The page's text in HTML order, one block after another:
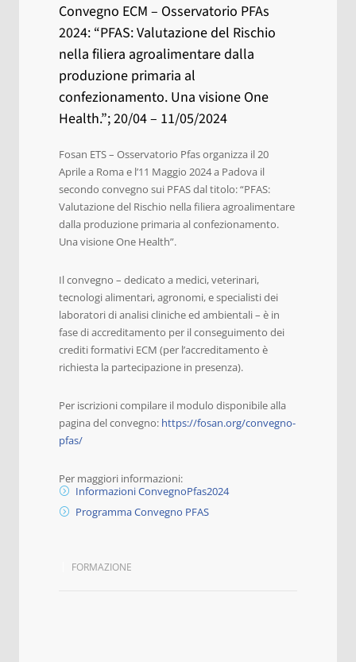
Convegno ECM – Osservatorio PFAs
2024: “PFAS: Valutazione del Rischio
nella filiera agroalimentare dalla
produzione primaria al
confezionamento. Una visione One
Health.”; 20/04 – 11/05/2024
Fosan ETS – Osservatorio Pfas organizza il 20
Aprile a Roma e l’11 Maggio 2024 a Padova il
secondo convegno sui PFAS dal titolo: “PFAS:
Valutazione del Rischio nella filiera agroalimentare
dalla produzione primaria al confezionamento.
Una visione One Health”.
Il convegno – dedicato a medici, veterinari,
tecnologi alimentari, agronomi, e specialisti dei
laboratori di analisi cliniche ed ambientali – è in
fase di accreditamento per il conseguimento dei
crediti formativi ECM (per l’accreditamento è
richiesta la partecipazione in presenza).
Per iscrizioni compilare il modulo disponibile alla
pagina del convegno: https://fosan.org/convegno-
pfas/
Per maggiori informazioni:
Informazioni ConvegnoPfas2024
Programma Convegno PFAS
FORMAZIONE